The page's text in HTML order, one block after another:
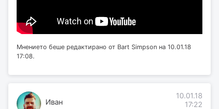
Мнението беше редактирано от Bart Simpson на 10.01.18
17:08.
Иван
10.01.18
17:22